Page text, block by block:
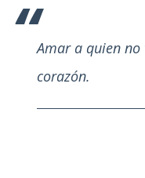
Amar a quien
corazón.